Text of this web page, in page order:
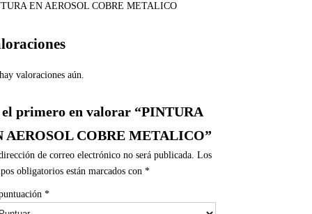
EN AEROSOL COBRE METALICO
valoraciones aún.
el primero en valorar “PINTURA
AEROSOL COBRE METALICO”
de correo electrónico no será publicada. Los
obligatorios están marcados con *
*